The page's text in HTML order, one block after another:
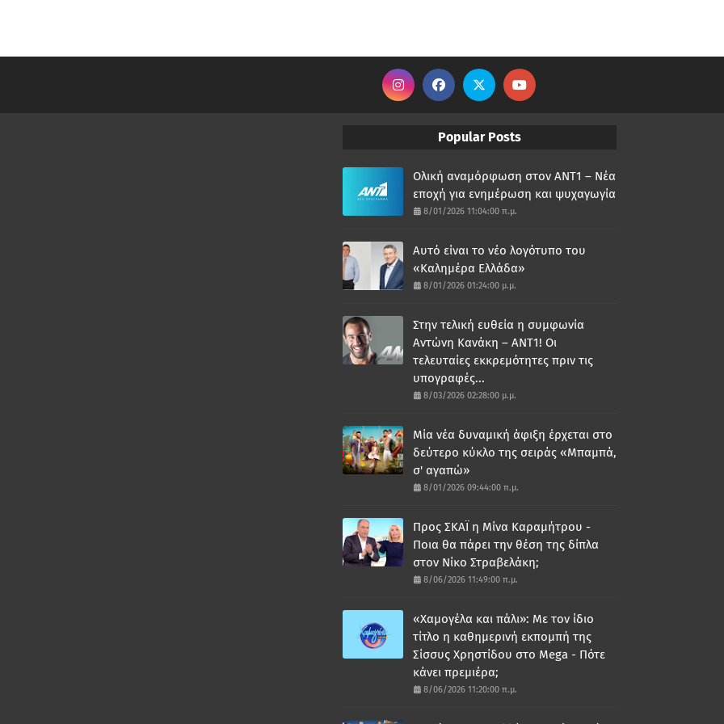
Popular Posts
Ολική αναμόρφωση στον ΑΝΤ1 – Νέα
εποχή για ενημέρωση και ψυχαγωγία
8/01/2026 11:04:00 π.μ.
Αυτό είναι το νέο λογότυπο του
«Καλημέρα Ελλάδα»
8/01/2026 01:24:00 μ.μ.
Στην τελική ευθεία η συμφωνία
Αντώνη Κανάκη – ΑΝΤ1! Οι
τελευταίες εκκρεμότητες πριν τις
υπογραφές...
8/03/2026 02:28:00 μ.μ.
Μία νέα δυναμική άφιξη έρχεται στο
δεύτερο κύκλο της σειράς «Μπαμπά,
σ' αγαπώ»
8/01/2026 09:44:00 π.μ.
Προς ΣΚΑΪ η Μίνα Καραμήτρου -
Ποια θα πάρει την θέση της δίπλα
στον Νίκο Στραβελάκη;
8/06/2026 11:49:00 π.μ.
«Χαμογέλα και πάλι»: Με τον ίδιο
τίτλο η καθημερινή εκπομπή της
Σίσσυς Χρηστίδου στο Mega - Πότε
κάνει πρεμιέρα;
8/06/2026 11:20:00 π.μ.